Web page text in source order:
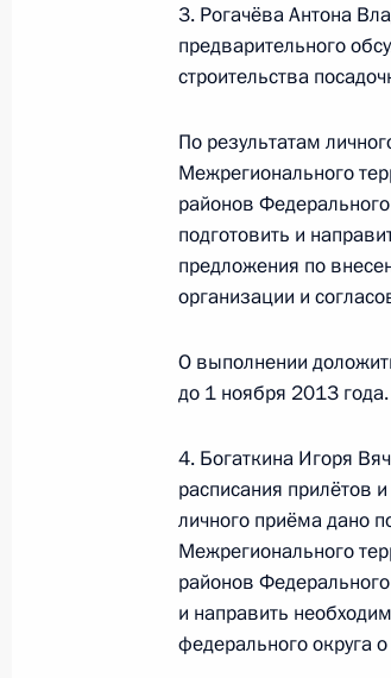
по поручению
руководителя
транспорта
граждан в Москве
3 марта 2016 года, 18:58
14 января 2016
14 января 2016
исполняющий
воздушного
Российской
14 января 2016 года, 17:24
9 января 2016
3. Рогачёва Антона
предварительного
строительства
По результатам
Межрегионального
районов
подготовить и
предложения по
организации и
О выполнении
до 1 ноября 2013 года.
4. Богаткина Игоря
расписания прилётов
личного приёма дано
Межрегионального
районов
и направить
федерального округа